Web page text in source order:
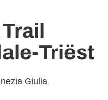
Triëst
Giulia